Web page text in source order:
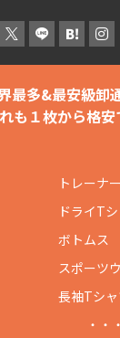
最多&最安級卸
も １枚から格安
トレーナー
ドライT
ボトムス
スポーツ
長袖Tシ
・・